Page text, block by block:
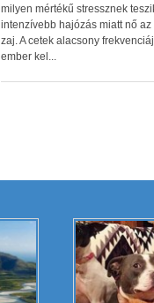
milyen mértékű stressznek
intenzívebb hajózás miatt nő
zaj. A cetek alacsony
ember kel...